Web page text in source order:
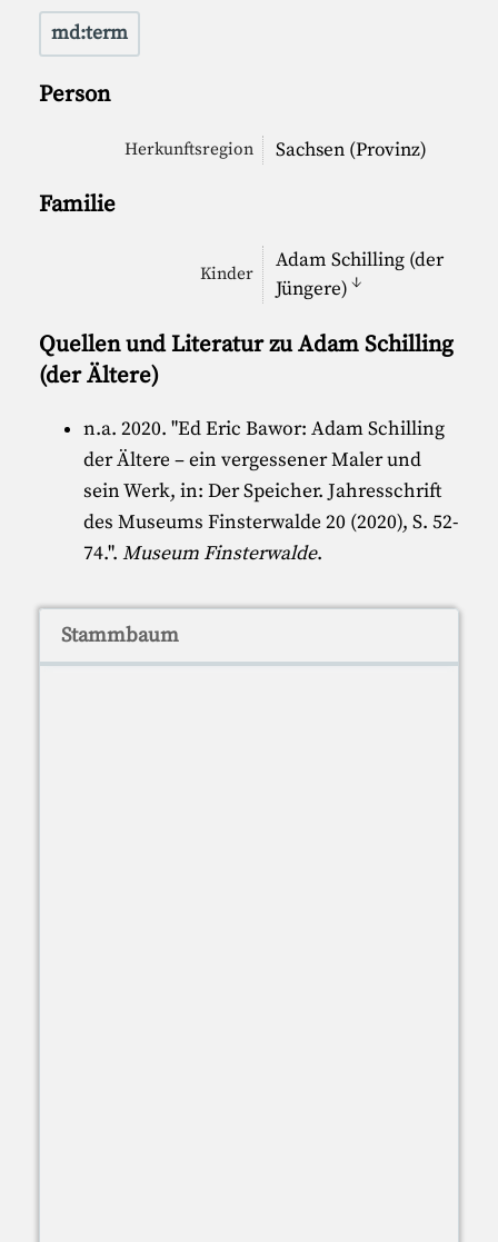
md:term
Person
Herkunftsregion Sachsen (Provinz)
Familie
Kinder
Adam Schilling (der
Jüngere) ↓
Quellen und Literatur zu Adam Schilling
(der Ältere)
n.a. 2020. "Ed Eric Bawor: Adam Schilling
der Ältere – ein vergessener Maler und
sein Werk, in: Der Speicher. Jahresschrift
des Museums Finsterwalde 20 (2020), S. 52-
74.".Museum Finsterwalde.
Stammbaum